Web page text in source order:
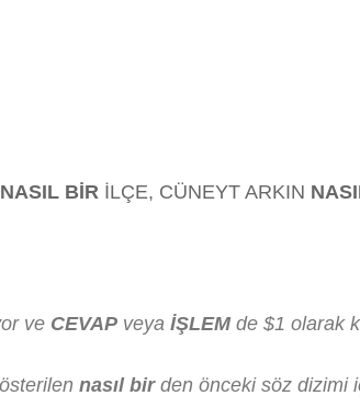
NASIL BİR İLÇE, CÜNEYT ARKIN
ve CEVAP veya İŞLEMde $1 olarak
nasıl birden önceki söz dizimi